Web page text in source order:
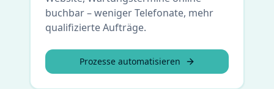
buchbar – weniger Telefonate, mehr
qualifizierte Aufträge.
Prozesse automatisieren